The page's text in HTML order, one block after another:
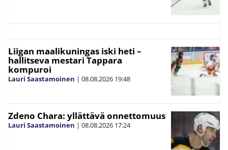
Liigan maalikuningas iski heti –
hallitseva mestari Tappara
kompuroi
Lauri Saastamoinen | 08.08.2026 19:48
Zdeno Chara: yllättävä onnettomuus
Lauri Saastamoinen | 08.08.2026 17:24